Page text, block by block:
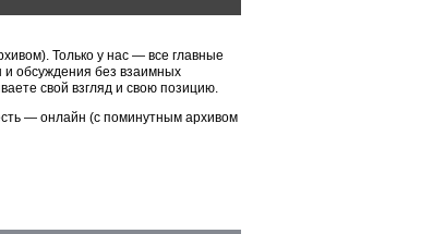
Только у нас — все главные
и обсуждения без взаимных
свой взгляд и свою позицию.
— онлайн (с поминутным архивом